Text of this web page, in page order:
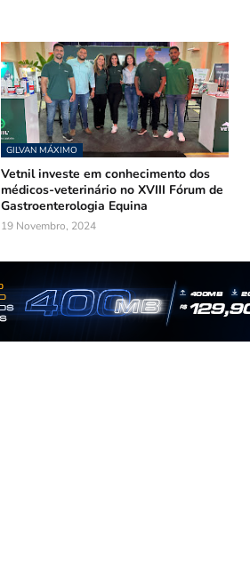
GILVAN MÁXIMO
Vetnil investe em conhecimento dos
médicos-veterinário no XVIII Fórum de
Gastroenterologia Equina
19 Novembro, 2024